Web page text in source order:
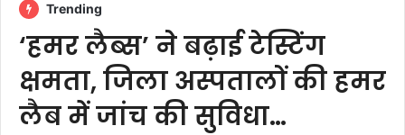
Trending
‘हमर लैब्स’ ने बढ़ाई टेस्टिंग
क्षमता, जिला अस्पतालों की हमर
लैब में जांच की सुविधा…